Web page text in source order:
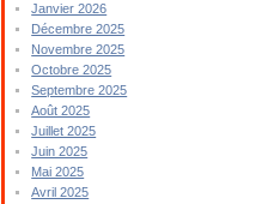
Janvier 2026
Décembre 2025
Novembre 2025
Octobre 2025
Septembre 2025
Août 2025
Juillet 2025
Juin 2025
Mai 2025
Avril 2025